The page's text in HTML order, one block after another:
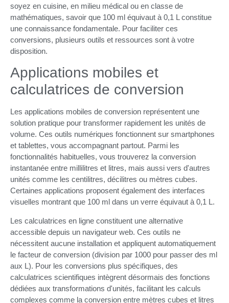
soyez en cuisine, en milieu médical ou en classe de
mathématiques, savoir que 100 ml équivaut à 0,1 L constitue
une connaissance fondamentale. Pour faciliter ces
conversions, plusieurs outils et ressources sont à votre
disposition.
Applications mobiles et
calculatrices de conversion
Les applications mobiles de conversion représentent une
solution pratique pour transformer rapidement les unités de
volume. Ces outils numériques fonctionnent sur smartphones
et tablettes, vous accompagnant partout. Parmi les
fonctionnalités habituelles, vous trouverez la conversion
instantanée entre millilitres et litres, mais aussi vers d'autres
unités comme les centilitres, décilitres ou mètres cubes.
Certaines applications proposent également des interfaces
visuelles montrant que 100 ml dans un verre équivaut à 0,1 L.
Les calculatrices en ligne constituent une alternative
accessible depuis un navigateur web. Ces outils ne
nécessitent aucune installation et appliquent automatiquement
le facteur de conversion (division par 1000 pour passer des ml
aux L). Pour les conversions plus spécifiques, des
calculatrices scientifiques intègrent désormais des fonctions
dédiées aux transformations d'unités, facilitant les calculs
complexes comme la conversion entre mètres cubes et litres